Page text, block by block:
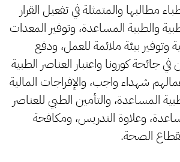
مطالبها والمتمثلة في تفعيل القرار
الطبية والطبية المساعدة، وتوفير المعدات
وتوفير بيئة ملائمة للعمل، ودفع
جائحة كورونا واعتبار العناصر الطبية
شهداء واجب، والإفراجات المالية
المساعدة، والتأمين الطبي للعناصر
وعلاوة التدريس، ومكافحة
الصحة.